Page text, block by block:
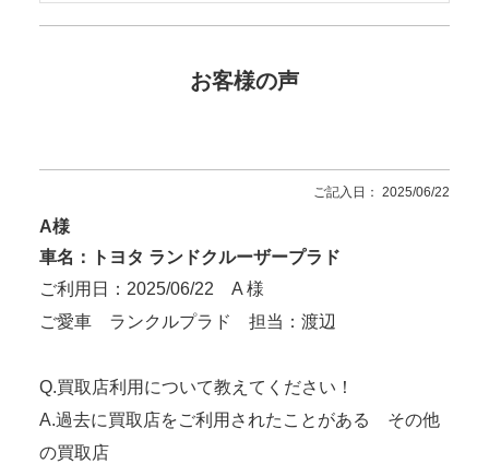
お客様の声
ご記入日： 2025/06/22
A様
車名：トヨタ ランドクルーザープラド
ご利用日：2025/06/22 A 様
ご愛車 ランクルプラド 担当：渡辺
Q.買取店利用について教えてください！
A.過去に買取店をご利用されたことがある その他
の買取店